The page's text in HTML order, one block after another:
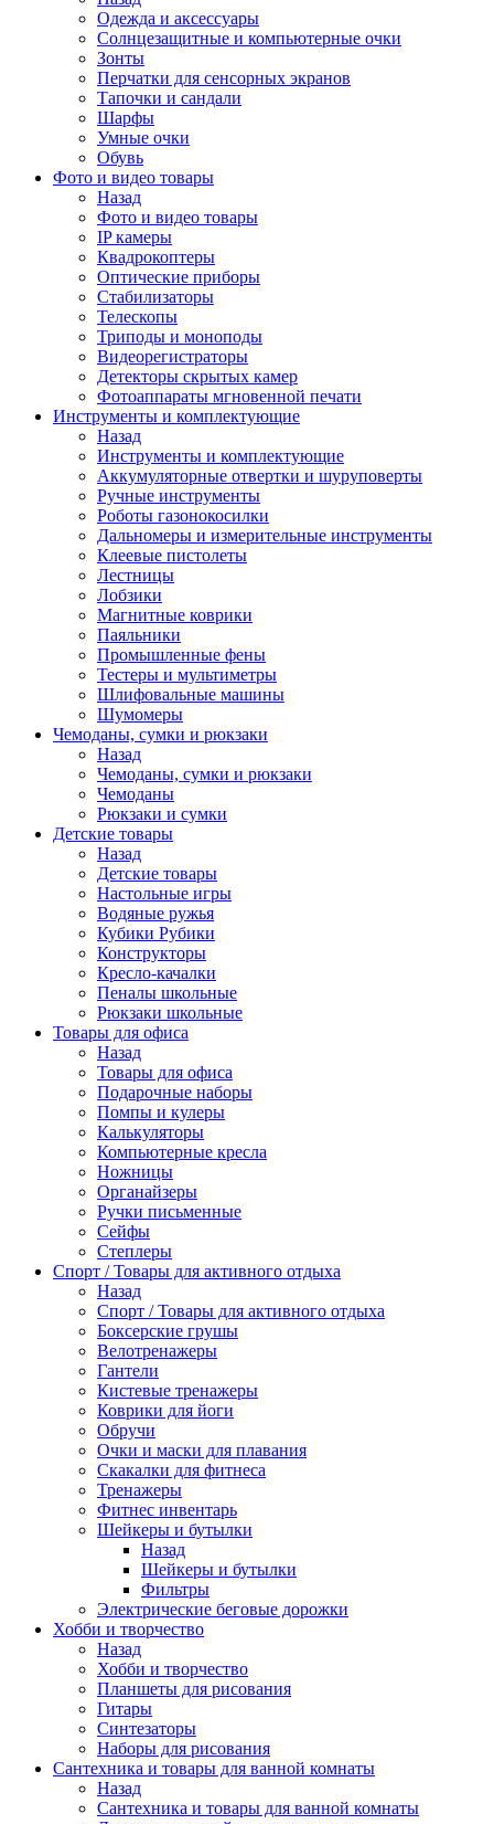
Одежда и аксессуары
Солнцезащитные и компьютерные очки
Зонты
Перчатки для сенсорных экранов
Тапочки и сандали
Шарфы
Умные очки
Обувь
Фото и видео товары
Назад
Фото и видео товары
IP камеры
Квадрокоптеры
Оптические приборы
Стабилизаторы
Телескопы
Триподы и моноподы
Видеорегистраторы
Детекторы скрытых камер
Фотоаппараты мгновенной печати
Инструменты и комплектующие
Назад
Инструменты и комплектующие
Аккумуляторные отвертки и шуруповерты
Ручные инструменты
Роботы газонокосилки
Дальномеры и измерительные инструменты
Клеевые пистолеты
Лестницы
Лобзики
Магнитные коврики
Паяльники
Промышленные фены
Тестеры и мультиметры
Шлифовальные машины
Шумомеры
Чемоданы, сумки и рюкзаки
Назад
Чемоданы, сумки и рюкзаки
Чемоданы
Рюкзаки и сумки
Детские товары
Назад
Детские товары
Настольные игры
Водяные ружья
Кубики Рубики
Конструкторы
Кресло-качалки
Пеналы школьные
Рюкзаки школьные
Товары для офиса
Назад
Товары для офиса
Подарочные наборы
Помпы и кулеры
Калькуляторы
Компьютерные кресла
Ножницы
Органайзеры
Ручки письменные
Сейфы
Степлеры
Спорт / Товары для активного отдыха
Назад
Спорт / Товары для активного отдыха
Боксерские грушы
Велотренажеры
Гантели
Кистевые тренажеры
Коврики для йоги
Обручи
Очки и маски для плавания
Скакалки для фитнеса
Тренажеры
Фитнес инвентарь
Шейкеры и бутылки
Назад
Шейкеры и бутылки
Фильтры
Электрические беговые дорожки
Хобби и творчество
Назад
Хобби и творчество
Планшеты для рисования
Гитары
Синтезаторы
Наборы для рисования
Сантехника и товары для ванной комнаты
Назад
Сантехника и товары для ванной комнаты